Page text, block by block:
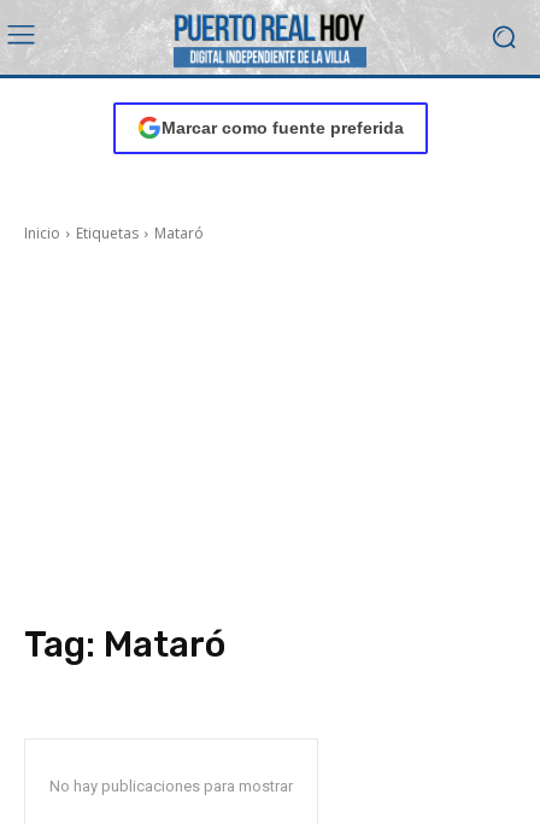
Marcar como fuente preferida
Inicio Etiquetas Mataró
Tag: Mataró
No hay publicaciones para mostrar